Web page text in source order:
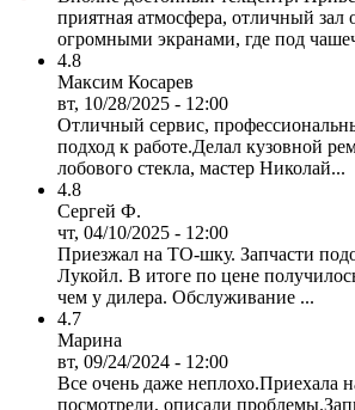
приятная атмосфера, отличный зал
огромными экранами, где под
4.8
Максим Косарев
вт, 10/28/2025 - 12:00
Отличный сервис,
подход к работе.Делал кузовной
лобового стекла, мастер Николай...
4.8
Сергей Ф.
чт, 04/10/2025 - 12:00
Приезжал на ТО-шку. Запчасти
Лукойл. В итоге по цене
чем у дилера. Обслуживание ...
4.7
Марина
вт, 09/24/2024 - 12:00
Все очень даже неплохо.Приехала
посмотрели, описали